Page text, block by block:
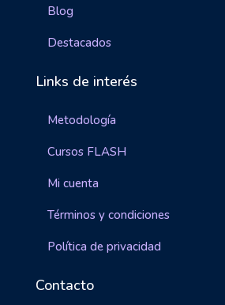
Blog
Destacados
Links de interés
Metodología
Cursos FLASH
Mi cuenta
Términos y condiciones
Política de privacidad
Contacto